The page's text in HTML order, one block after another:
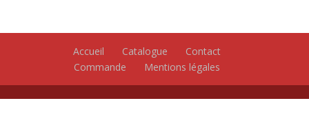
Accueil Catalogue
Contact
Commande
Mentions légales